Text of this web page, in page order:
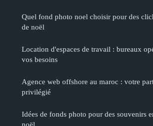
Quel fond photo noel choisir pour des
de noël
Location d'espaces de travail : bureaux
vos besoins
Agence web offshore au maroc : votre
privilégié
Idées de fonds photo pour des souvenirs
noël